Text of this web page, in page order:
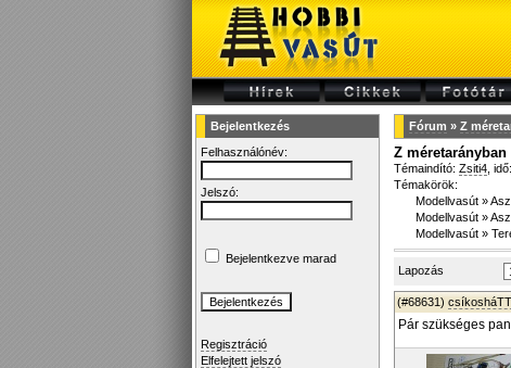
Bejelentkezés
Felhasználónév:
Jelszó:
Bejelentkezve marad
Regisztráció
Elfelejtett jelszó
Fórum » Z
Z
Témaindító: Zsiti4 ,
Témakörök:
Modellvasút »
Modellvasút »
Modellvasút »
Lapozás
(#68631)
Pár szükséges